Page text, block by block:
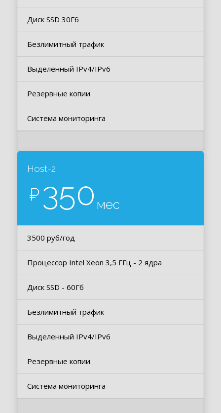
Диск SSD 30Гб
Безлимитный трафик
Выделенный IPv4/IPv6
Резервные копии
Система мониторинга
Host-2
₽350 мес
3500 руб/год
Процессор Intel Xeon 3,5 ГГц - 2 ядра
Диск SSD - 60Гб
Безлимитный трафик
Выделенный IPv4/IPv6
Резервные копии
Система мониторинга